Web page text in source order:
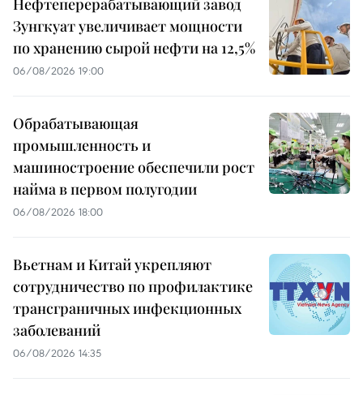
Нефтеперерабатывающий завод
Зунгкуат увеличивает мощности
по хранению сырой нефти на 12,5%
06/08/2026 19:00
Обрабатывающая
промышленность и
машиностроение обеспечили рост
найма в первом полугодии
06/08/2026 18:00
Вьетнам и Китай укрепляют
сотрудничество по профилактике
трансграничных инфекционных
заболеваний
06/08/2026 14:35